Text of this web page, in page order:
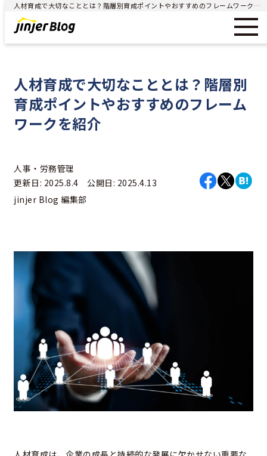
人材育成で大切なこととは？階層別育成ポイントやおすすめのフレームワークを紹介 - ジンジャー（jinjer）｜統合型人事システム
人材育成で大切なこととは？階層別
育成ポイントやおすすめのフレーム
ワークを紹介
人事・労務管理
更新日: 2025.8.4 公開日: 2025.4.13
jinjer Blog 編集部